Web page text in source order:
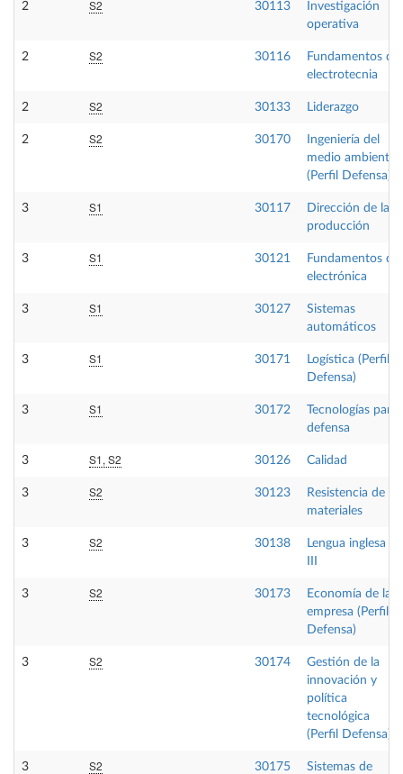
2 S2 30113
Investigación
operativa
2 S2 30116
Fundamentos de
electrotecnia
2 S2 30133 Liderazgo
2 S2 30170
Ingeniería del
medio ambiente
(Perfil Defensa)
3 S1 30117
Dirección de la
producción
3 S1 30121
Fundamentos de
electrónica
3 S1 30127
Sistemas
automáticos
3 S1 30171
Logística (Perfil
Defensa)
3 S1 30172
Tecnologías para
defensa
3 S1, S2 30126 Calidad
3 S2 30123
Resistencia de
materiales
3 S2 30138
Lengua inglesa
3 S2 30173
Economía de la
empresa (Perfil
Defensa)
3 S2 30174
Gestión de la
innovación y
política
tecnológica
(Perfil Defensa)
3 S2 30175 Sistemas de